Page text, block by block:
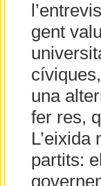
gent
una
fer res,
L’eixida
partits: